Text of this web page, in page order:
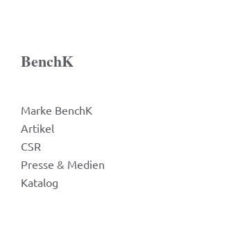
BenchK
Marke BenchK
Artikel
CSR
Presse & Medien
Katalog